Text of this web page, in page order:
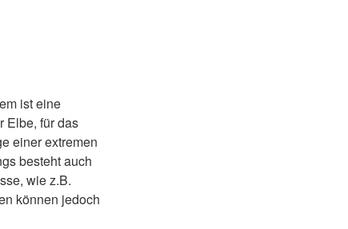
ist eine
Elbe, für das
einer extremen
besteht auch
wie z.B.
können jedoch